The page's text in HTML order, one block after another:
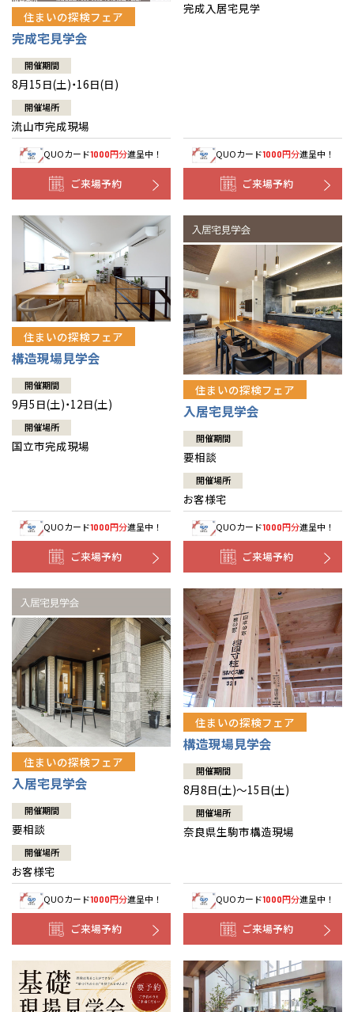
住まいの探検フェア
完成宅見学会
開催期間
8月15日(土)・16日(日)
開催場所
流山市完成現場
QUOカード1000円分進呈中！
ご来場予約
完成入居宅見学
QUOカード1000円分進呈中！
ご来場予約
住まいの探検フェア
構造現場見学会
開催期間
9月5日(土)・12日(土)
開催場所
国立市完成現場
QUOカード1000円分進呈中！
ご来場予約
住まいの探検フェア
入居宅見学会
開催期間
要相談
開催場所
お客様宅
QUOカード1000円分進呈中！
ご来場予約
住まいの探検フェア
入居宅見学会
開催期間
要相談
開催場所
お客様宅
QUOカード1000円分進呈中！
ご来場予約
住まいの探検フェア
構造現場見学会
開催期間
8月8日(土)～15日(土)
開催場所
奈良県生駒市構造現場
QUOカード1000円分進呈中！
ご来場予約